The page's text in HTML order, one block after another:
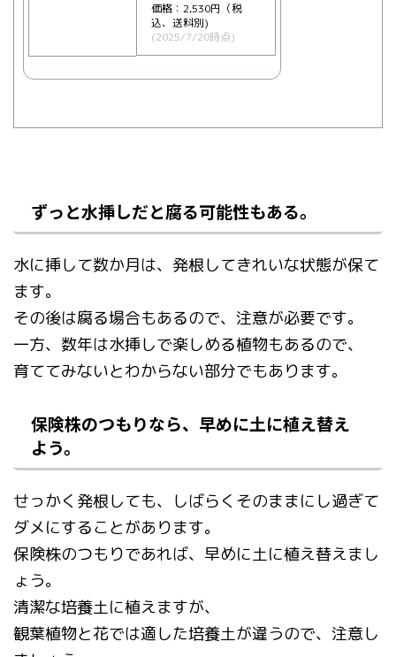
価格：2,530円（税
込、送料別)
(2025/7/20時点)
ずっと水挿しだと腐る可能性もある。
水に挿して数か月は、発根してきれいな状態が保て
ます。
その後は腐る場合もあるので、注意が必要です。
一方、数年は水挿しで楽しめる植物もあるので、
育ててみないとわからない部分でもあります。
保険株のつもりなら、早めに土に植え替え
よう。
せっかく発根しても、しばらくそのままにし過ぎて
ダメにすることがあります。
保険株のつもりであれば、早めに土に植え替えまし
ょう。
清潔な培養土に植えますが、
観葉植物と花では適した培養土が違うので、注意し